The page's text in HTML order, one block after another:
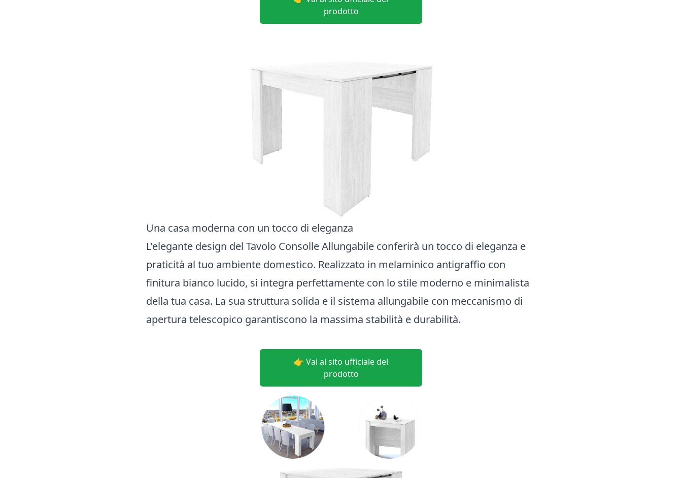
prodotto
Una casa moderna con un tocco di eleganza
L'elegante design del Tavolo Consolle Allungabile conferirà un tocco di eleganza e
praticità al tuo ambiente domestico. Realizzato in melaminico antigraffio con
finitura bianco lucido, si integra perfettamente con lo stile moderno e minimalista
della tua casa. La sua struttura solida e il sistema allungabile con meccanismo di
apertura telescopico garantiscono la massima stabilità e durabilità.
👉 Vai al sito ufficiale del
prodotto